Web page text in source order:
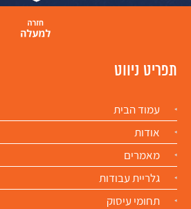
תפריט ניווט
עמוד הבית
אודות
מאמרים
גלריית עבודות
תחומי עיסוק